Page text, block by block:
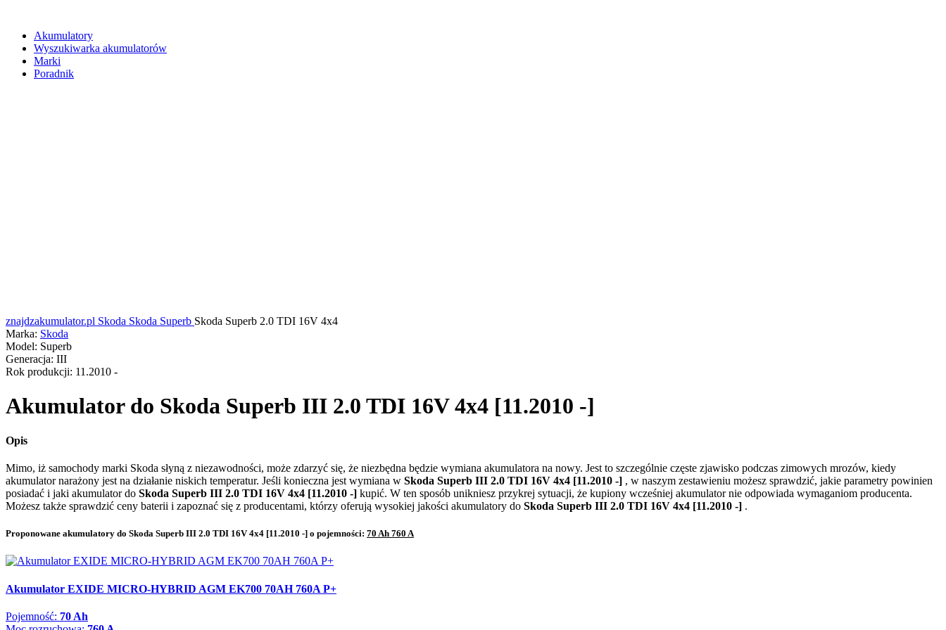
Akumulatory
Wyszukiwarka akumulatorów
Marki
Poradnik
znajdzakumulator.pl Skoda Skoda Superb Skoda Superb 2.0 TDI 16V 4x4
Marka: Skoda
Model: Superb
Generacja: III
Rok produkcji: 11.2010 -
Akumulator do Skoda Superb III 2.0 TDI 16V 4x4 [11.2010 -]
Opis
Mimo, iż samochody marki Skoda słyną z niezawodności, może zdarzyć się, że niezbędna będzie wymiana akumulatora na nowy. Jest to szczególnie częste zjawisko podczas zimowych mrozów, kiedy
akumulator narażony jest na działanie niskich temperatur. Jeśli konieczna jest wymiana w Skoda Superb III 2.0 TDI 16V 4x4 [11.2010 -] , w naszym zestawieniu możesz sprawdzić, jakie parametry powinien
posiadać i jaki akumulator do Skoda Superb III 2.0 TDI 16V 4x4 [11.2010 -] kupić. W ten sposób unikniesz przykrej sytuacji, że kupiony wcześniej akumulator nie odpowiada wymaganiom producenta.
Możesz także sprawdzić ceny baterii i zapoznać się z producentami, którzy oferują wysokiej jakości akumulatory do Skoda Superb III 2.0 TDI 16V 4x4 [11.2010 -] .
Proponowane akumulatory do Skoda Superb III 2.0 TDI 16V 4x4 [11.2010 -] o pojemności: 70 Ah 760 A
Akumulator EXIDE MICRO-HYBRID AGM EK700 70AH 760A P+
Pojemność: 70 Ah